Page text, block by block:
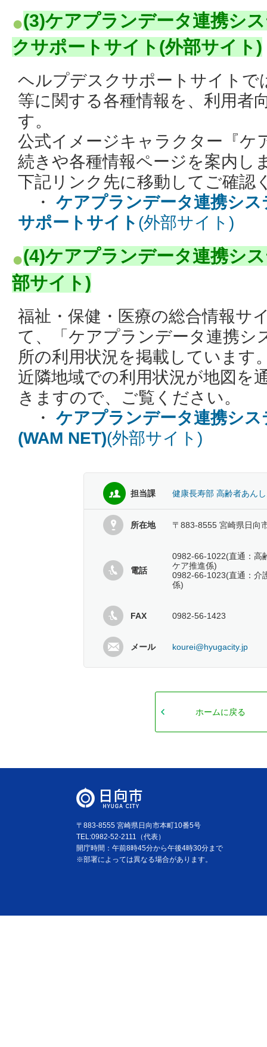
(3)ケアプランデータ連携シ
クサポートサイト(外部サイト)
ヘルプデスクサポートサイトで
等に関する各種情報を、利用者
す。
公式イメージキャラクター『ケ
続きや各種情報ページを案内し
下記リンク先に移動してご確認
・ ケアプランデータ連携シ
サポートサイト (外部サイト)
(4)ケアプランデータ連携シ
部サイト)
福祉・保健・医療の総合情報サ
て、「ケアプランデータ連携シ
所の利用状況を掲載しています
近隣地域での利用状況が地図を
きますので、ご覧ください。
・ ケアプランデータ連携シス
(WAM NET)(外部サイト)
担当課 健康長寿部 高齢者あん
所在地 〒883-8555 宮崎県日向
電話
0982-66-1022(直通：高
ケア推進係)
0982-66-1023(直通：介
係)
FAX 0982-56-1423
メール kourei@hyugacity.jp
ホームに戻る
〒883-8555 宮崎県日向市本町10番5号
TEL:0982-52-2111（代表）
開庁時間：午前8時45分から午後4時30分まで
※部署によっては異なる場合があります。